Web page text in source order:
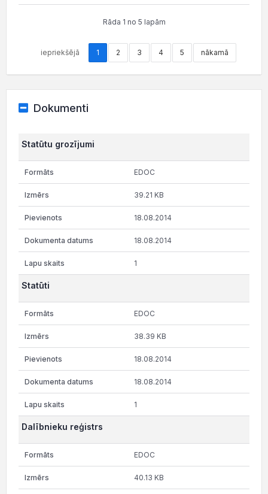
Rāda 1 no 5 lapām
iepriekšējā 1 2 3 4 5 nākamā
Dokumenti
Statūtu grozījumi
EDOC
39.21 KB
18.08.2014
18.08.2014
1
Statūti
EDOC
38.39 KB
18.08.2014
18.08.2014
1
Dalībnieku reģistrs
EDOC
40.13 KB